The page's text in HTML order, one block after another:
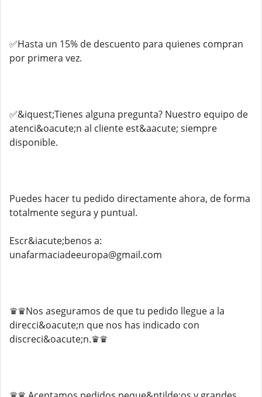
✅Hasta un 15% de descuento para quienes compran
por primera vez.
✅&iquest;Tienes alguna pregunta? Nuestro equipo de
atenci&oacute;n al cliente est&aacute; siempre
disponible.
Puedes hacer tu pedido directamente ahora, de forma
totalmente segura y puntual.
Escr&iacute;benos a:
unafarmaciadeeuropa@gmail.com
♛♛Nos aseguramos de que tu pedido llegue a la
direcci&oacute;n que nos has indicado con
discreci&oacute;n.♛♛